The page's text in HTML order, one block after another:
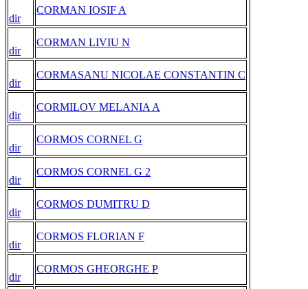
dir
CORMAN IOSIF A
dir
CORMAN LIVIU N
dir
CORMASANU NICOLAE CONSTANTIN C
dir
CORMILOV MELANIA A
dir
CORMOS CORNEL G
dir
CORMOS CORNEL G 2
dir
CORMOS DUMITRU D
dir
CORMOS FLORIAN F
dir
CORMOS GHEORGHE P